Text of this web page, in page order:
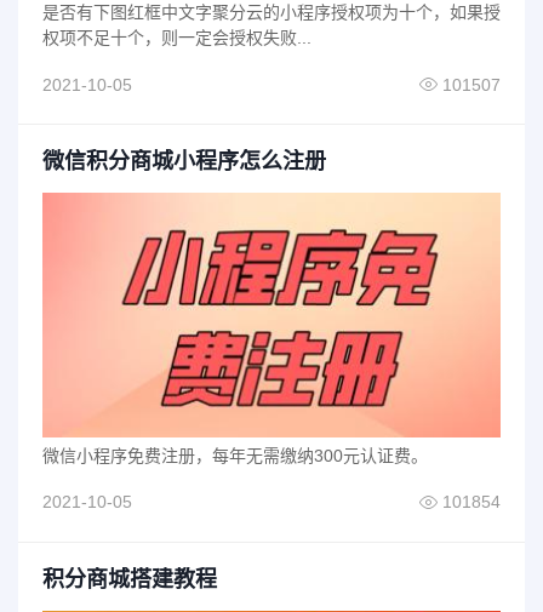
是否有下图红框中文字聚分云的小程序授权项为十个，如果授
权项不足十个，则一定会授权失败...
2021-10-05 101507
微信积分商城小程序怎么注册
微信小程序免费注册，每年无需缴纳300元认证费。
2021-10-05 101854
积分商城搭建教程